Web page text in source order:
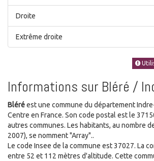
Droite
Extrême droite
Informations sur Bléré /
Bléréest une commune du département
Centre en France. Son code postal est le
autres communes. Les habitants, au nombre
2007), se nomment "Array"..
Le code Insee de la commune est 37027. La
entre 52 et 112 mètres d'altitude. Cette